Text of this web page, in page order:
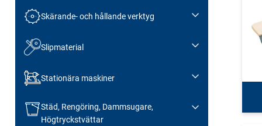
Skärande- och hållande verktyg
Slipmaterial
Stationära maskiner
Städ, Rengöring, Dammsugare,
Högtryckstvättar